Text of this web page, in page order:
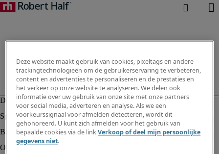
Deze website maakt gebruik van cookies, pixeltags en andere
trackingtechnologieën om de gebruikerservaring te verbeteren,
content en advertenties te personaliseren en de prestaties en
het verkeer op onze website te analyseren. We delen ook
informatie over uw gebruik van onze site met onze partners
voor social media, adverteren en analyse. Als we een
voorkeurssignaal voor afmelden detecteren, wordt dit
gehonoreerd. U kunt zich afmelden voor het gebruik van
bepaalde cookies via de linkVerkoop of deel mijn persoonlijke
gegevens niet.